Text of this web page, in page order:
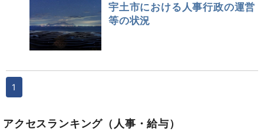
宇土市における人事行政の運営
等の状況
1
アクセスランキング （人事・給与）